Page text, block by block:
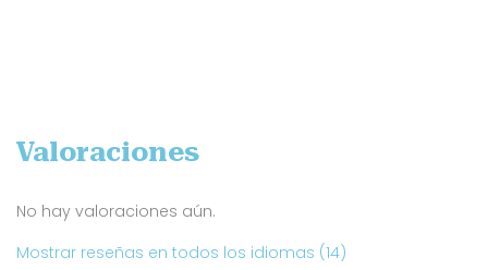
Valoraciones
No hay valoraciones aún.
Mostrar reseñas en todos los idiomas (14)